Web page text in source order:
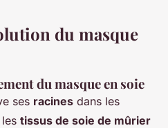
du masque
du masque en soie
ses racines dans les
tissus de soie de mûrier